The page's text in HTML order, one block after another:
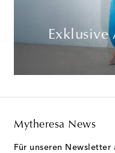
Exklusive
Mytheresa News
Für unseren Newsletter